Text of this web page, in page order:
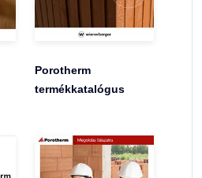
Porotherm
termékkatalógus